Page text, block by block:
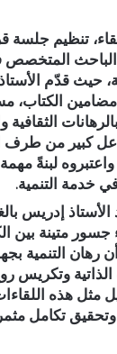
تنظيم جلسة
الباحث المتخصص
حيث قدّم
الكتاب،
الثقافية
كبير من طرف
واعتبروه لبنةً
خدمة التنمية.
الأستاذ إدريس
جسور متينة بين
رهان التنمية
وتكريس
مثل هذه
وتحقيق تكامل